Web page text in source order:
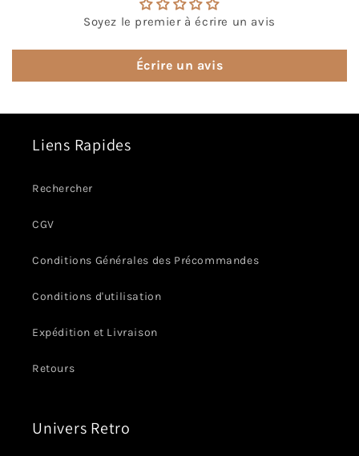
Soyez le premier à écrire un avis
Écrire un avis
Liens Rapides
Rechercher
CGV
Conditions Générales des Précommandes
Conditions d'utilisation
Expédition et Livraison
Retours
Univers Retro